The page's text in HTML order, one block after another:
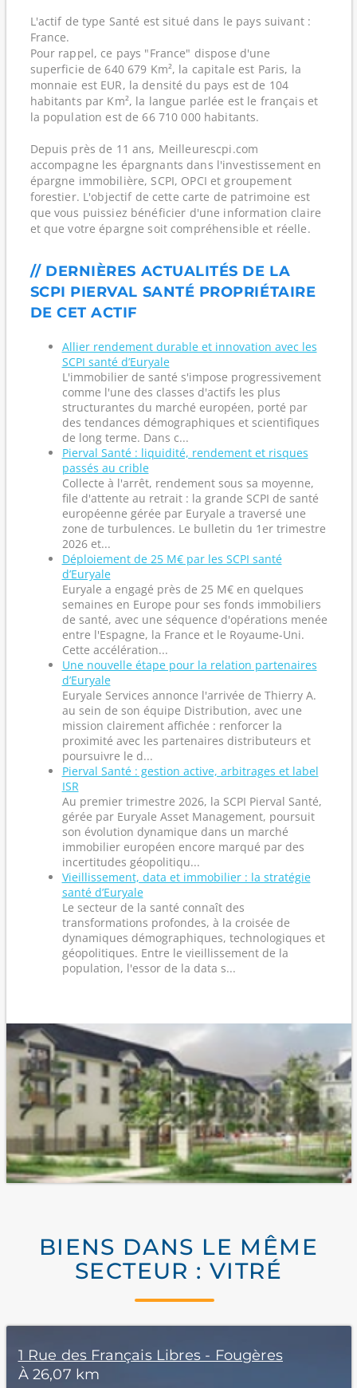
L'actif de type Santé est situé dans le pays suivant :
France.
Pour rappel, ce pays "France" dispose d'une
superficie de 640 679 Km², la capitale est Paris, la
monnaie est EUR, la densité du pays est de 104
habitants par Km², la langue parlée est le français et
la population est de 66 710 000 habitants.
Depuis près de 11 ans, Meilleurescpi.com
accompagne les épargnants dans l'investissement en
épargne immobilière, SCPI, OPCI et groupement
forestier. L'objectif de cette carte de patrimoine est
que vous puissiez bénéficier d'une information claire
et que votre épargne soit compréhensible et réelle.
// DERNIÈRES ACTUALITÉS DE LA
SCPI PIERVAL SANTÉ PROPRIÉTAIRE
DE CET ACTIF
Allier rendement durable et innovation avec les
SCPI santé d’Euryale
L'immobilier de santé s'impose progressivement
comme l'une des classes d'actifs les plus
structurantes du marché européen, porté par
des tendances démographiques et scientifiques
de long terme. Dans c...
Pierval Santé : liquidité, rendement et risques
passés au crible
Collecte à l'arrêt, rendement sous sa moyenne,
file d'attente au retrait : la grande SCPI de santé
européenne gérée par Euryale a traversé une
zone de turbulences. Le bulletin du 1er trimestre
2026 et...
Déploiement de 25 M€ par les SCPI santé
d’Euryale
Euryale a engagé près de 25 M€ en quelques
semaines en Europe pour ses fonds immobiliers
de santé, avec une séquence d'opérations menée
entre l'Espagne, la France et le Royaume-Uni.
Cette accélération...
Une nouvelle étape pour la relation partenaires
d’Euryale
Euryale Services annonce l'arrivée de Thierry A.
au sein de son équipe Distribution, avec une
mission clairement affichée : renforcer la
proximité avec les partenaires distributeurs et
poursuivre le d...
Pierval Santé : gestion active, arbitrages et label
ISR
Au premier trimestre 2026, la SCPI Pierval Santé,
gérée par Euryale Asset Management, poursuit
son évolution dynamique dans un marché
immobilier européen encore marqué par des
incertitudes géopolitiqu...
Vieillissement, data et immobilier : la stratégie
santé d’Euryale
Le secteur de la santé connaît des
transformations profondes, à la croisée de
dynamiques démographiques, technologiques et
géopolitiques. Entre le vieillissement de la
population, l'essor de la data s...
BIENS DANS LE MÊME
SECTEUR : VITRÉ
1 Rue des Français Libres - Fougères
À 26,07 km